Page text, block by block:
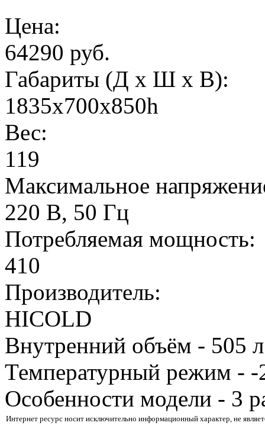
Цена:
64290 руб.
Габариты (Д х Ш х В):
1835х700х850h
Вес:
119
Максимальное
220 В, 50 Гц
Потребляемая мощность:
410
Производитель:
HICOLD
Внутренний объём - 505 л
Температурный режим -
Особенности модели - 3
Интернет ресурс носит исключительно информационный характер, не